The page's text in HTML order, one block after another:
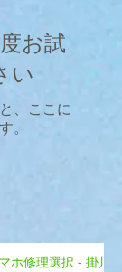
お試
い
、ここに
。
ホ修理選択 - 掛川